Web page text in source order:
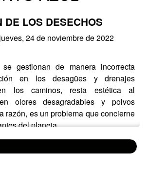
DE LOS DESECHOS
jueves, 24 de noviembre de 2022
gestionan de manera incorrecta
en los desagües y drenajes
los caminos, resta estética al
olores desagradables y polvos
razón, es un problema que concierne
del planeta.